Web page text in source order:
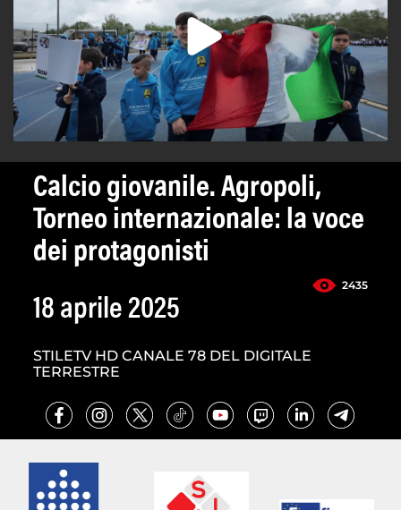
Calcio giovanile. Agropoli,
Torneo internazionale: la voce
dei protagonisti
2435
18 aprile 2025
STILETV HD CANALE 78 DEL DIGITALE
TERRESTRE